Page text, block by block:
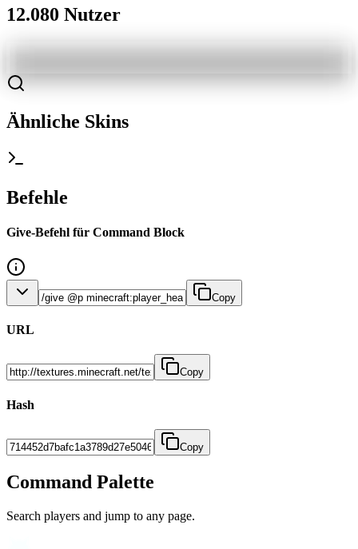
12.080 Nutzer
Ähnliche Skins
Befehle
Give-Befehl für Command Block
Copy
URL
Copy
Hash
Copy
Command Palette
Search players and jump to any page.